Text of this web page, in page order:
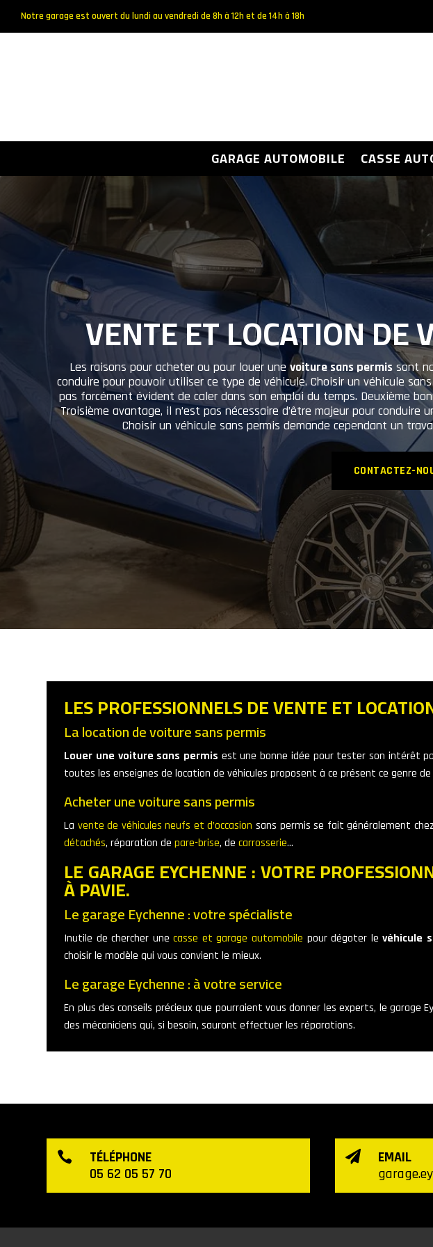
Notre garage est ouvert du lundi au vendredi de 8h à 12h et de 14h à 18h
GARAGE AUTOMOBILE CASSE
VENTE ET LOCATION DE
Les raisons pour acheter ou pour louer unevoiture sans permissont
conduire pour pouvoir utiliser ce type de véhicule. Choisir un véhicule
pas forcément évident de caler dans son emploi du temps. Deuxième
Troisième avantage, il n’est pas nécessaire d’être majeur pour
Choisir un véhicule sans permis demande cependant un
CONTACTEZ-
LES PROFESSIONNELS DE VENTE ET
La location de voiture sans permis
Louer une voiture sans permis est une bonne idée pour tester son intérêt
toutes les enseignes de location de véhicules proposent à ce présent ce genre
Acheter une voiture sans permis
La vente de véhicules neufs et d’occasion sans permis se fait généralement
détachés, réparation depare-brise, decarrosserie…
LE GARAGE EYCHENNE : VOTRE
À PAVIE.
Le garage Eychenne : votre spécialiste
Inutile de chercher unecasse et garage automobile pour dégoter levéhicule
choisir le modèle qui vous convient le mieux.
Le garage Eychenne : à votre service
En plus des conseils précieux que pourraient vous donner les experts, le garage
des mécaniciens qui, si besoin, sauront effectuer les réparations.

TÉLÉPHONE
05 62 05 57 70

EMAIL